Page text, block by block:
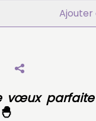
Ajouter
vœux
🐣